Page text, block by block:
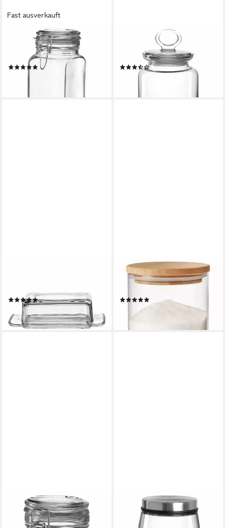
Fast ausverkauft
MONTANA-GLAS
Einmachglas :cucina 1 L, Glas,
(9)
14,11 €
lieferbar - in 2-3 Werktagen bei dir
MONTANA-GLAS
Vorratsglas :cake Bonbon Glas
800 ml, Glas, (1-tlg)
(3)
16,36 €
(21)
19,28 €
lieferbar - in 2-3 Werktagen bei dir
MONTANA-GLAS
Vorratsglas :keep Zucker Glas
18,86 €
lieferbar - in 2-3 Werktagen bei dir
MONTANA-GLAS
Einmachglas :cucina 580 ml,
Glas, (1-tlg)
MONTANA-GLAS
Vorratsglas :content Glas 1 L,
Glas, (1-tlg)